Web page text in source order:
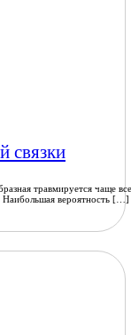
связки
травмируется чаще
Наибольшая вероятность […]